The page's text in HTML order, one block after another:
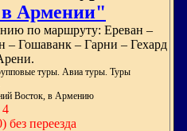
Армении"
по маршруту: Ереван –
Гошаванк – Гарни – Гехард
туры. Авиа туры. Туры
Восток, в Армению
4
без переезда